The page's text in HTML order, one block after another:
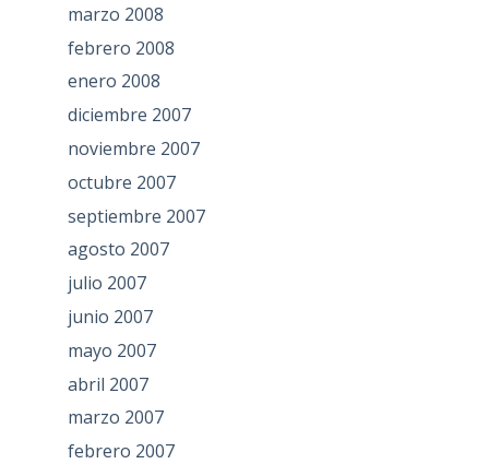
marzo 2008
febrero 2008
enero 2008
diciembre 2007
noviembre 2007
octubre 2007
septiembre 2007
agosto 2007
julio 2007
junio 2007
mayo 2007
abril 2007
marzo 2007
febrero 2007